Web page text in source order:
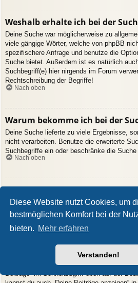
Diese Website nutzt Cookies, um
bestmöglichen Komfort bei der
bieten. Mehr erfahren
Verstanden!
Weshalb erhalte ich bei der
Deine Suche war möglicherweise zu
viele gängige Wörter, welche von phpBB
spezifischere Anfrage und benutze die
Suche bietet. Außerdem ist es natürlich
Suchbegriff(e) hier nirgends im Forum
Rechtschreibung der Begriffe!
Nach oben
Warum bekomme ich bei der
Deine Suche lieferte zu viele Ergebnisse,
nicht verarbeiten. Benutze die erweiterte
Suchbegriffe ein oder beschränke die
Nach oben
Wie kann ich nach Mitgliedern
Gehe zur Mitgliederliste und klicke auf
Nach oben
Wie kann ich meine eigenen
Deine eigenen Beiträge kannst du dir
Beiträge“ im Schnellzugriff oben auf der